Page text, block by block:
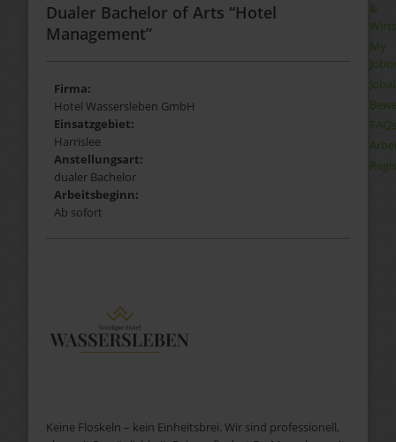
&
My
FAQs
Dualer Bachelor of Arts “Hotel
Management”
Firma:
Hotel Wassersleben GmbH
Einsatzgebiet:
Harrislee
Anstellungsart:
dualer Bachelor
Arbeitsbeginn:
Ab sofort
Keine Floskeln – kein Einheitsbrei. Wir sind professionell,